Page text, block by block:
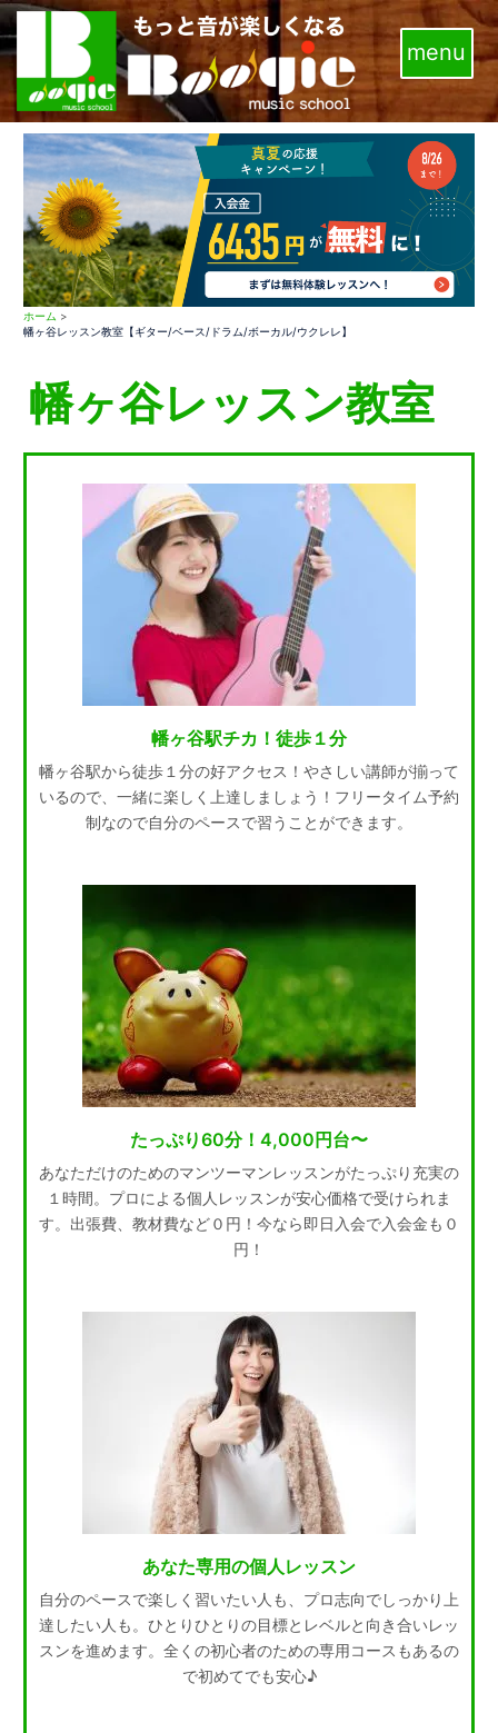
コ
ン
テ
ホーム >
幡ヶ谷レッスン教室【ギター/ベース/ドラム/ボーカル/ウクレレ】
幡ヶ谷レッスン教室
幡ヶ谷駅チカ！徒歩１分
幡ヶ谷駅から徒歩１分の好アクセス！やさしい講師が揃って
いるので、一緒に楽しく上達しましょう！フリータイム予約
制なので自分のペースで習うことができます。
たっぷり60分！4,000円台〜
あなただけのためのマンツーマンレッスンがたっぷり充実の
１時間。プロによる個人レッスンが安心価格で受けられま
す。出張費、教材費など０円！今なら即日入会で入会金も０
円！
あなた専用の個人レッスン
自分のペースで楽しく習いたい人も、プロ志向でしっかり上
達したい人も。ひとりひとりの目標とレベルと向き合いレッ
スンを進めます。全くの初心者のための専用コースもあるの
で初めてでも安心♪